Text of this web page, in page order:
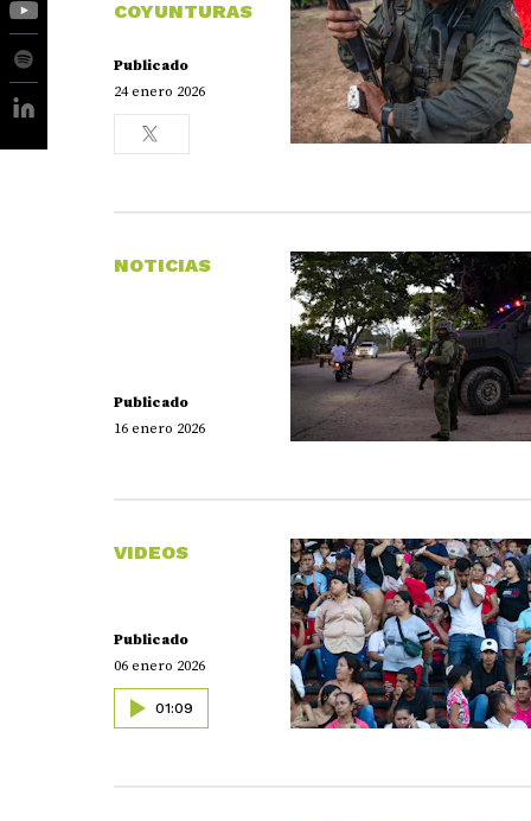
Publicado
24 enero 2026
COYUNTURAS
Publicado
16 enero 2026
NOTICIAS
Publicado
06 enero 2026
01:09
VIDEOS